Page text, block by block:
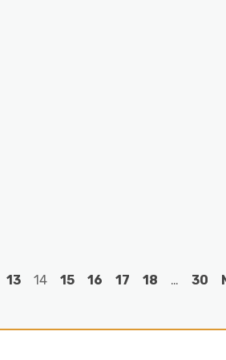
13 14 15 16 17 18 … 30